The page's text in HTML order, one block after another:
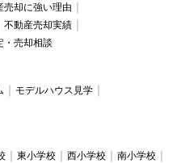
売却に強い理由
不動産売却実績
・売却相談
モデルハウス見学
東小学校 西小学校
南小学校